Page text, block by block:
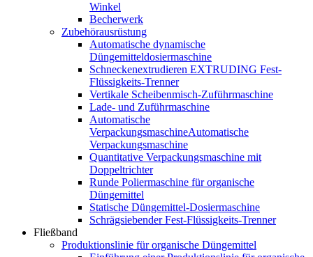
Winkel
Becherwerk
Zubehörausrüstung
Automatische dynamische
Düngemitteldosiermaschine
Schneckenextrudieren EXTRUDING Fest-
Flüssigkeits-Trenner
Vertikale Scheibenmisch-Zuführmaschine
Lade- und Zuführmaschine
Automatische
VerpackungsmaschineAutomatische
Verpackungsmaschine
Quantitative Verpackungsmaschine mit
Doppeltrichter
Runde Poliermaschine für organische
Düngemittel
Statische Düngemittel-Dosiermaschine
Schrägsiebender Fest-Flüssigkeits-Trenner
Fließband
Produktionslinie für organische Düngemittel